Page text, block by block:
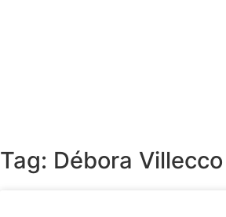
Tag: Débora Villecco